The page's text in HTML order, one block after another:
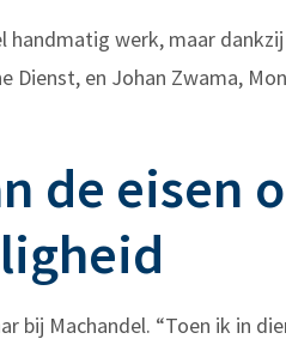
werk, maar
Dienst, en Johan Zwama,
de eisen
bij Machandel. “Toen ik in